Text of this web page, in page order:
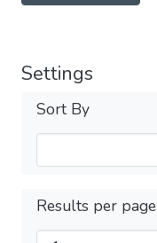
Settings
Sort By
Results per page